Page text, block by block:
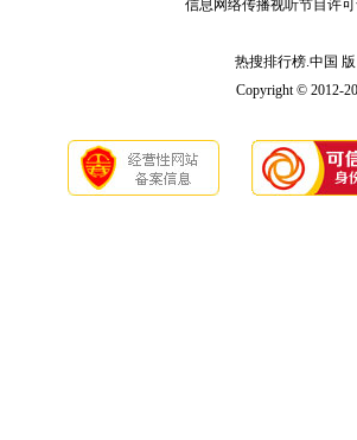
信息网络传播视听节目许
热搜排行榜.中国
Copyright © 2012-